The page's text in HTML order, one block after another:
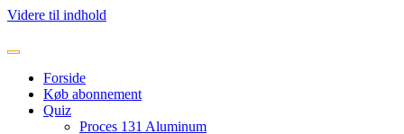
Videre til indhold
Forside
Køb abonnement
Quiz
Proces 131 Aluminum